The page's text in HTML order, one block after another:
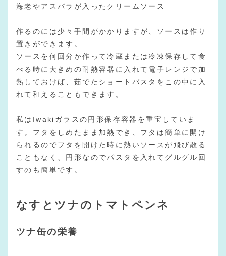
海老やアスパラが入ったクリームソース
作るのには少々手間がかかりますが、ソースは作り
置きができます。
ソースを何回分か作って冷蔵または冷凍保存して食
べる時に大きめの耐熱容器に入れて電子レンジで加
熱しておけば、茹でたショートパスタをこの中に入
れて和えることもできます。
私はIwakiガラスの円形保存容器を重宝していま
す。フタをしめたまま加熱でき、フタは簡単に開け
られるのでフタを開けた時に熱いソースが飛び散る
こともなく、円形なのでパスタを入れてグルグル回
すのも簡単です。
なすとツナのトマトペンネ
ツナ缶の栄養